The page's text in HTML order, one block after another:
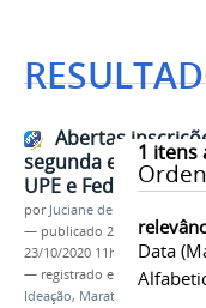
1 itens
Data
Abertas
segunda edição do
UPE e Federais Club
por Juciane de Jesus Aleixo
— publicado 22/10/2020—
23/10/2020 11h39
— registrado em:
Inovação,
Ideação, Maratona